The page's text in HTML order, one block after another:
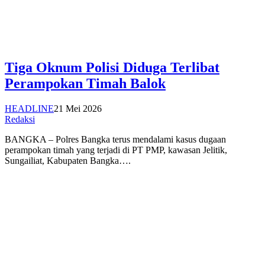
Tiga Oknum Polisi Diduga Terlibat
Perampokan Timah Balok
HEADLINE21 Mei 2026
Redaksi
BANGKA – Polres Bangka terus mendalami kasus dugaan
perampokan timah yang terjadi di PT PMP, kawasan Jelitik,
Sungailiat, Kabupaten Bangka….